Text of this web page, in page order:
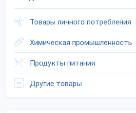
Товары личного потребления
Химическая промышленность
Продукты питания
Другие товары